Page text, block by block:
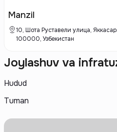
позволяет им обеспечивать высокие
Manzil
10, Шота Руставели улица,
100000, Узбекистан
Joylashuv va
Hudud
Tuman